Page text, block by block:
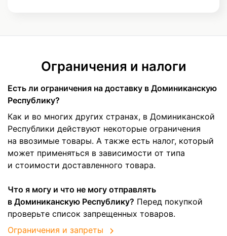
Ограничения и налоги
Есть ли ограничения на доставку в Доминиканскую
Республику?
Как и во многих других странах, в Доминиканской
Республики действуют некоторые ограничения
на ввозимые товары. А также есть налог, который
может применяться в зависимости от типа
и стоимости доставленного товара.
Что я могу и что не могу отправлять
в Доминиканскую Республику? Перед покупкой
проверьте список запрещенных товаров.
Ограничения и запреты